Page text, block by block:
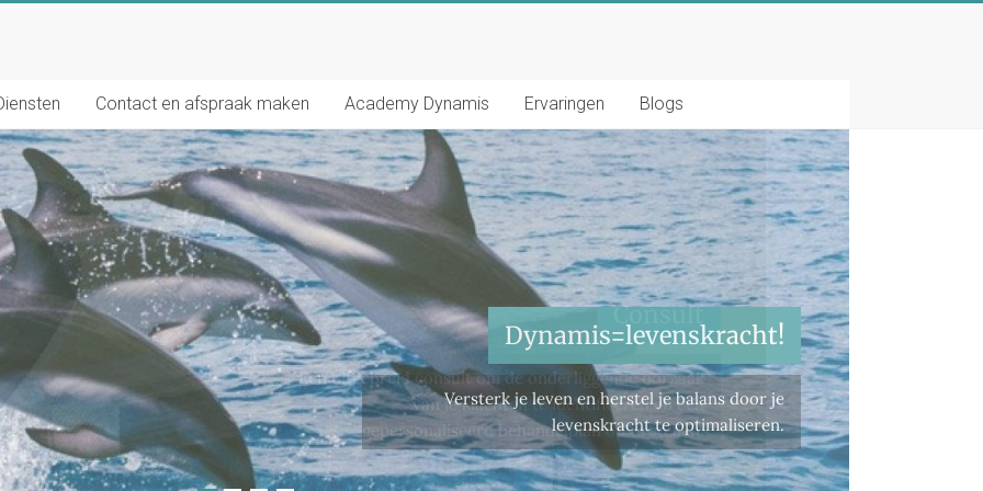
Contact en afspraak maken Academy Dynamis Ervaringen Blogs
Consult
Een uitgebreid consult om de onderliggende oorzaak
van je klachten te identificeren en een
gepersonaliseerd behandelplan op te stellen.